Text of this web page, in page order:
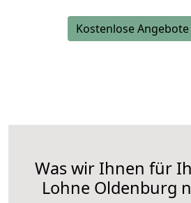
Kostenlose
Was wir Ihnen für
Lohne Oldenburg